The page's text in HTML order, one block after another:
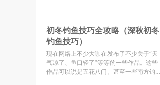
初冬钓鱼技巧全攻略（深秋初冬
钓鱼技巧）
现在网络上不少大咖在发布了不少关于“天
气凉了、鱼口轻了”等等的一些作品。这些
作品可以说是五花八门。甚至一些南方钓